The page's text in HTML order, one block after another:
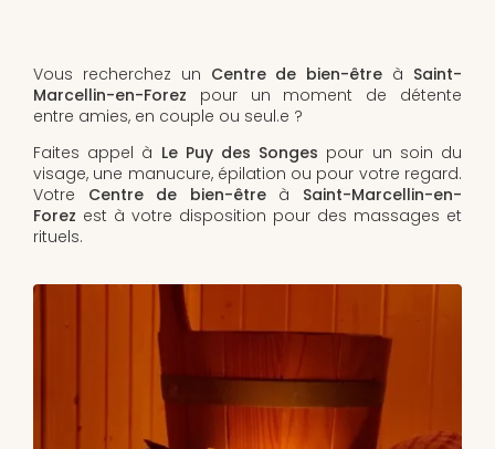
Vous recherchez un Centre de bien-être à Saint-
Marcellin-en-Forez pour un moment de détente
entre amies, en couple ou seul.e ?
Faites appel à Le Puy des Songes pour un soin du
visage, une manucure, épilation ou pour votre regard.
Votre Centre de bien-êtreà Saint-Marcellin-en-
Forez est à votre disposition pour des massages et
rituels.